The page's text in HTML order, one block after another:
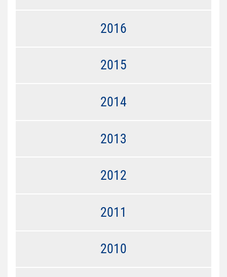
2016
2015
2014
2013
2012
2011
2010